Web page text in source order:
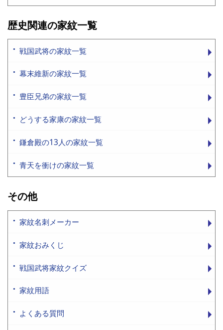
歴史関連の家紋一覧
戦国武将の家紋一覧
幕末維新の家紋一覧
豊臣兄弟の家紋一覧
どうする家康の家紋一覧
鎌倉殿の13人の家紋一覧
青天を衝けの家紋一覧
その他
家紋名刺メーカー
家紋おみくじ
戦国武将家紋クイズ
家紋用語
よくある質問